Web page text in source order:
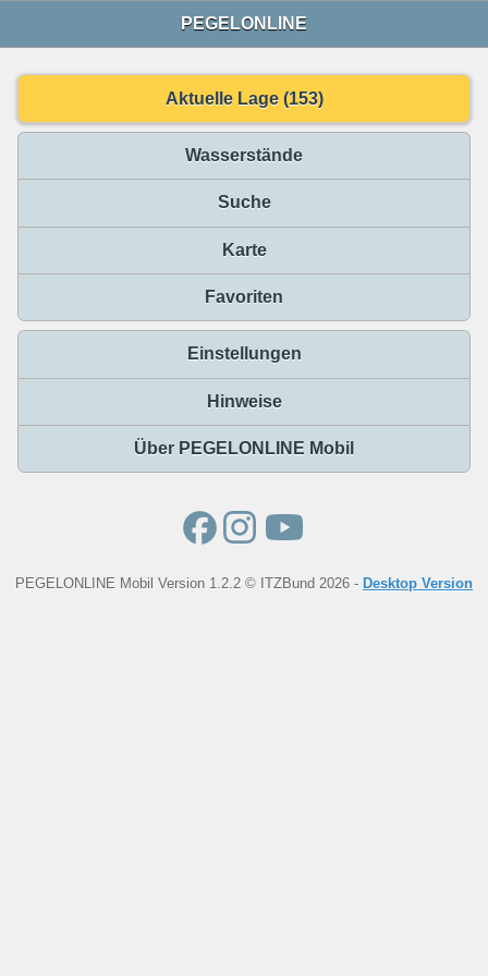
PEGELONLINE
Aktuelle Lage (153)
Wasserstände
Suche
Karte
Favoriten
Einstellungen
Hinweise
Über PEGELONLINE Mobil
PEGELONLINE Mobil Version 1.2.2 © ITZBund 2026 - Desktop Version